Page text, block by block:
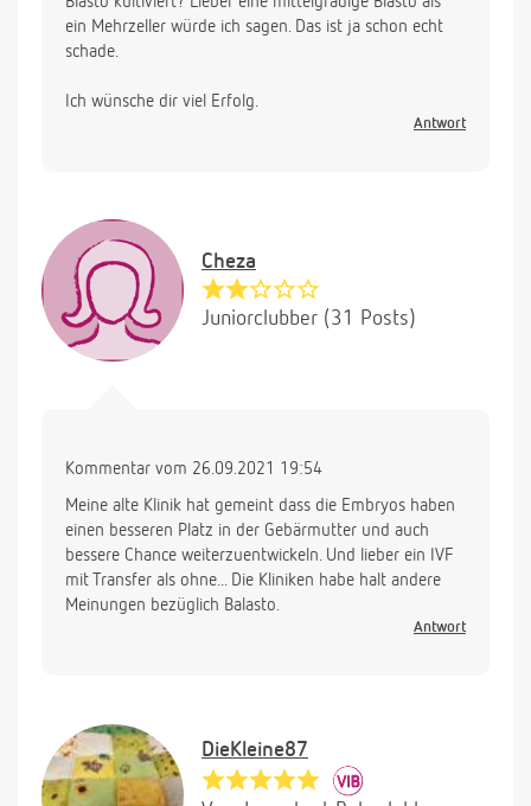
ein Mehrzeller würde ich sagen. Das ist ja schon echt
schade.
Ich wünsche dir viel Erfolg.
Antwort
Cheza
Juniorclubber (31 Posts)
Kommentar vom 26.09.2021 19:54
Meine alte Klinik hat gemeint dass die Embryos haben
einen besseren Platz in der Gebärmutter und auch
bessere Chance weiterzuentwickeln. Und lieber ein IVF
mit Transfer als ohne... Die Kliniken habe halt andere
Meinungen bezüglich Balasto.
Antwort
DieKleine87